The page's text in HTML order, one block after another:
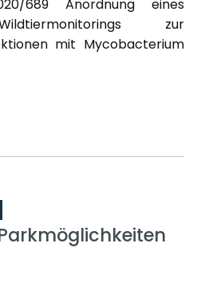
689 Anordnung eines
zur
mit Mycobacterium